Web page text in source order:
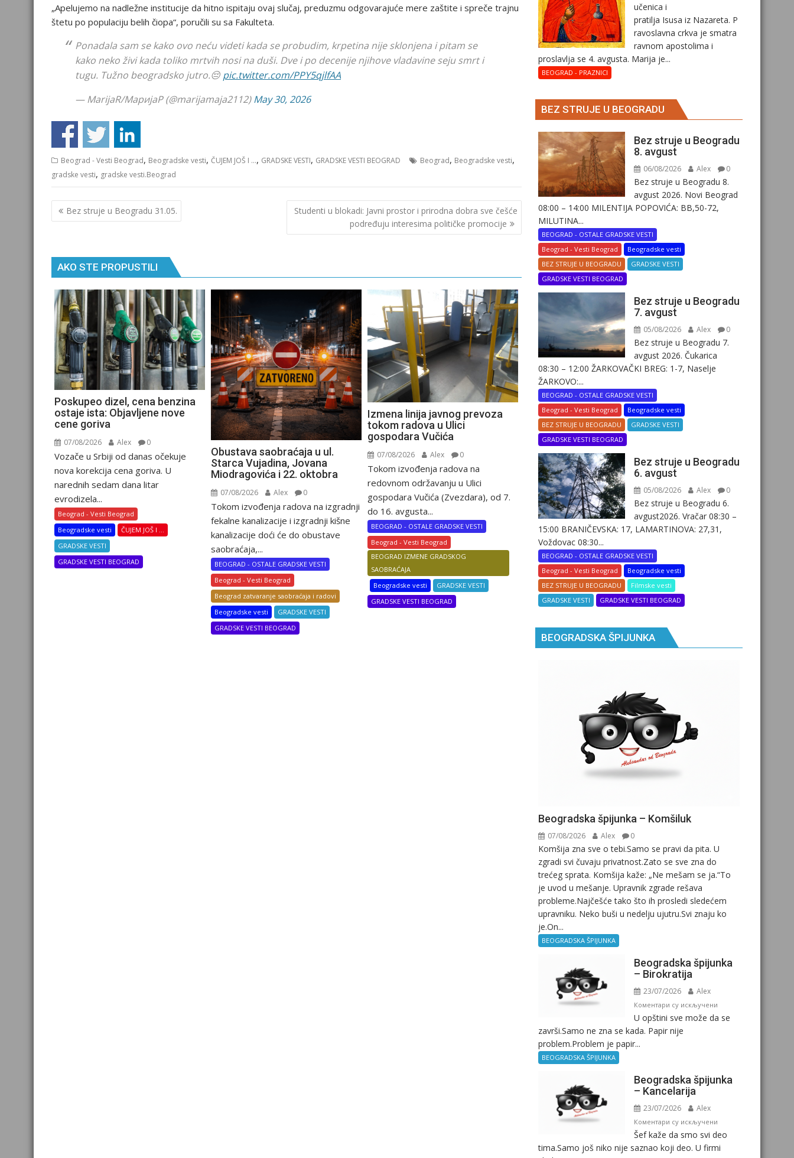
„Apelujemo na nadležne institucije da hitno ispitaju ovaj slučaj, preduzmu odgovarajuće mere zaštite i spreče trajnu
štetu po populaciju belih čiopa“, poručili su sa Fakulteta.
Ponadala sam se kako ovo neću videti kada se probudim, krpetina nije sklonjena i pitam se
kako neko živi kada toliko mrtvih nosi na duši. Dve i po decenije njihove vladavine seju smrt i
tugu. Tužno beogradsko jutro.😔 pic.twitter.com/PPY5qjlfAA
— MarijaR/MaријаР (@marijamaja2112)May 30, 2026
Beograd - Vesti Beograd, Beogradske vesti, ČUJEM JOŠ I ..., GRADSKE VESTI, GRADSKE VESTI BEOGRAD Beograd, Beogradske vesti,
gradske vesti, gradske vesti.Beograd
Кретање
чланка
Bez struje u Beogradu 31.05.
Studenti u blokadi: Javni prostor i prirodna dobra sve češće
podređuju interesima političke promocije
AKO STE PROPUSTILI
Poskupeo dizel, cena benzina
ostaje ista: Objavljene nove
cene goriva
07/08/2026 Alex 0
Vozače u Srbiji od danas očekuje
nova korekcija cena goriva. U
narednih sedam dana litar
evrodizela...
Beograd - Vesti Beograd
Beogradske vesti
ČUJEM JOŠ I ...
GRADSKE VESTI
GRADSKE VESTI BEOGRAD
Obustava saobraćaja u ul.
Starca Vujadina, Jovana
Miodragovića i 22. oktobra
07/08/2026 Alex 0
Tokom izvođenja radova na izgradnji
fekalne kanalizacije i izgradnji kišne
kanalizacije doći će do obustave
saobraćaja,...
BEOGRAD - OSTALE GRADSKE VESTI
Beograd - Vesti Beograd
Beograd zatvaranje saobraćaja i radovi
Beogradske vesti
GRADSKE VESTI
GRADSKE VESTI BEOGRAD
Izmena linija javnog prevoza
tokom radova u Ulici
gospodara Vučića
07/08/2026 Alex 0
Tokom izvođenja radova na
redovnom održavanju u Ulici
gospodara Vučića (Zvezdara), od 7.
do 16. avgusta...
BEOGRAD - OSTALE GRADSKE VESTI
Beograd - Vesti Beograd
BEOGRAD IZMENE GRADSKOG
SAOBRAĆAJA
Beogradske vesti
GRADSKE VESTI
GRADSKE VESTI BEOGRAD
Magdalena
–
učenica i
pratilja Isusa iz Nazareta. P
ravoslavna crkva je smatra
ravnom apostolima i
proslavlja se 4. avgusta. Marija je...
BEOGRAD - PRAZNICI
BEZ STRUJE U BEOGRADU
Bez struje u Beogradu
8. avgust
06/08/2026 Alex 0
Bez struje u Beogradu 8.
avgust 2026. Novi Beograd
08:00 – 14:00 MILENTIJA POPOVIĆA: BB,50-72,
MILUTINA...
BEOGRAD - OSTALE GRADSKE VESTI
Beograd - Vesti Beograd
Beogradske vesti
BEZ STRUJE U BEOGRADU
GRADSKE VESTI
GRADSKE VESTI BEOGRAD
Bez struje u Beogradu
7. avgust
05/08/2026 Alex 0
Bez struje u Beogradu 7.
avgust 2026. Čukarica
08:30 – 12:00 ŽARKOVAČKI BREG: 1-7, Naselje
ŽARKOVO:...
BEOGRAD - OSTALE GRADSKE VESTI
Beograd - Vesti Beograd
Beogradske vesti
BEZ STRUJE U BEOGRADU
GRADSKE VESTI
GRADSKE VESTI BEOGRAD
Bez struje u Beogradu
6. avgust
05/08/2026 Alex 0
Bez struje u Beogradu 6.
avgust2026. Vračar 08:30 –
15:00 BRANIČEVSKA: 17, LAMARTINOVA: 27,31,
Voždovac 08:30...
BEOGRAD - OSTALE GRADSKE VESTI
Beograd - Vesti Beograd
Beogradske vesti
BEZ STRUJE U BEOGRADU
Filmske vesti
GRADSKE VESTI
GRADSKE VESTI BEOGRAD
BEOGRADSKA ŠPIJUNKA
Beogradska špijunka – Komšiluk
07/08/2026 Alex 0
Komšija zna sve o tebi.Samo se pravi da pita. U
zgradi svi čuvaju privatnost.Zato se sve zna do
trećeg sprata. Komšija kaže: „Ne mešam se ja.“To
je uvod u mešanje. Upravnik zgrade rešava
probleme.Najčešće tako što ih prosledi sledećem
upravniku. Neko buši u nedelju ujutru.Svi znaju ko
je.On...
BEOGRADSKA ŠPIJUNKA
Beogradska špijunka
– Birokratija
23/07/2026 Alex
Коментари су искљученина
Beogradska
U opštini sve može da se
završi.Samo ne zna se kada. Papir nije
problem.Problem je papir...
BEOGRADSKA ŠPIJUNKA
Beogradska špijunka
– Kancelarija
23/07/2026 Alex
Коментари су искљученина
Beogradska
špijunka
Šef kaže da smo svi deo
tima.Samo još niko nije saznao koji deo. U firmi